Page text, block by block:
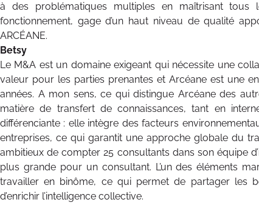
à des problématiques multiples en maîtrisant
fonctionnement, gage d’un haut niveau de qualité
ARCÉANE.
Betsy
Le M&A est un domaine exigeant qui nécessite une
valeur pour les parties prenantes et Arcéane est une
années. A mon sens, ce qui distingue Arcéane des
matière de transfert de connaissances, tant en
différenciante : elle intègre des facteurs
entreprises, ce qui garantit une approche globale du
ambitieux de compter 25 consultants dans son équipe
plus grande pour un consultant. L’un des éléments
travailler en binôme, ce qui permet de partager les
d’enrichir l’intelligence collective.